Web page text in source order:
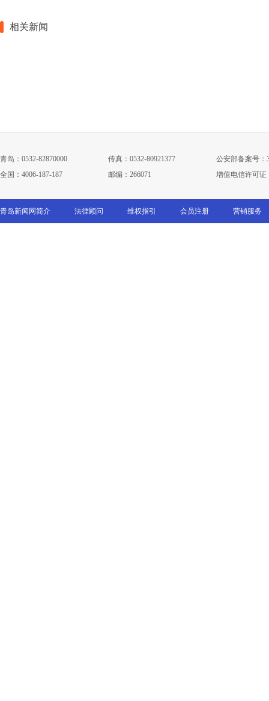
相关新闻
青岛：0532-82870000 传真：0532-80921377
公安部备案号：
全国：4006-187-187
邮编：266071 增值电信许可证
青岛新闻网简介 法律顾问 维权指引 会员注册 营销服务